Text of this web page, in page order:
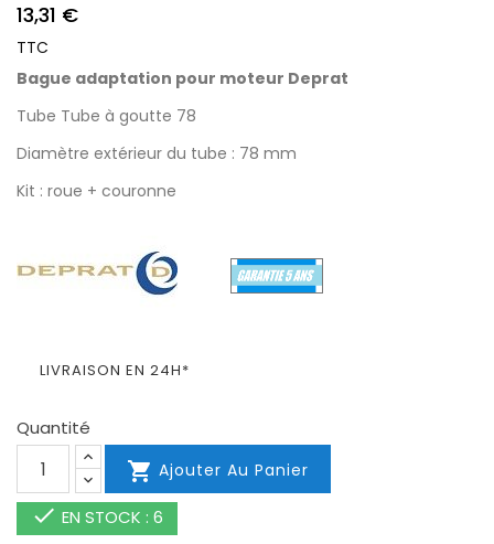
13,31 €
TTC
Bague adaptation pour moteur Deprat
Tube Tube à goutte 78
Diamètre extérieur du tube : 78 mm
Kit : roue + couronne
LIVRAISON EN 24H*
Quantité
 Ajouter Au Panier
 EN STOCK : 6